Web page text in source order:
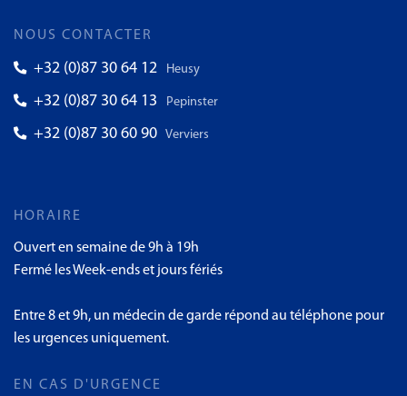
NOUS CONTACTER
+32 (0)87 30 64 12 Heusy
+32 (0)87 30 64 13 Pepinster
+32 (0)87 30 60 90 Verviers
HORAIRE
Ouvert en semaine de 9h à 19h
Fermé les Week-ends et jours fériés
Entre 8 et 9h, un médecin de garde répond au téléphone pour
les urgences uniquement.
EN CAS D'URGENCE